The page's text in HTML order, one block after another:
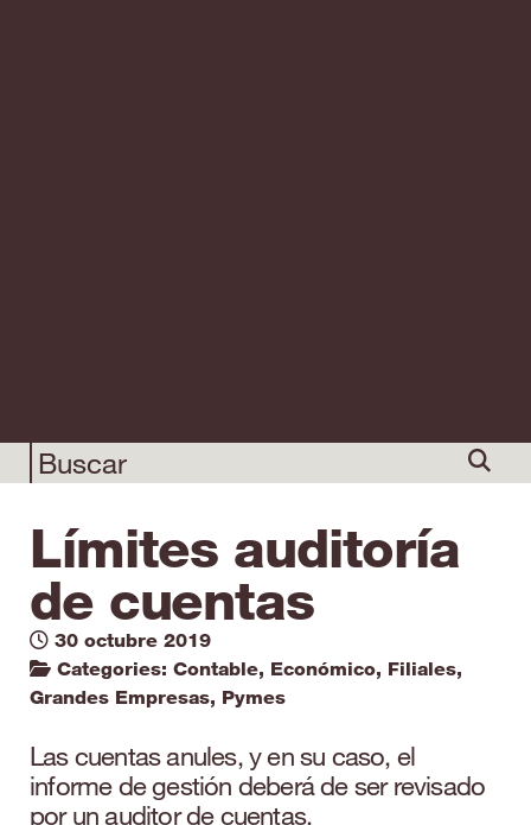
Límites auditoría
de cuentas
30 octubre 2019
Categories: Contable, Económico, Filiales,
Grandes Empresas, Pymes
Las cuentas anules, y en su caso, el
informe de gestión deberá de ser revisado
por un auditor de cuentas.